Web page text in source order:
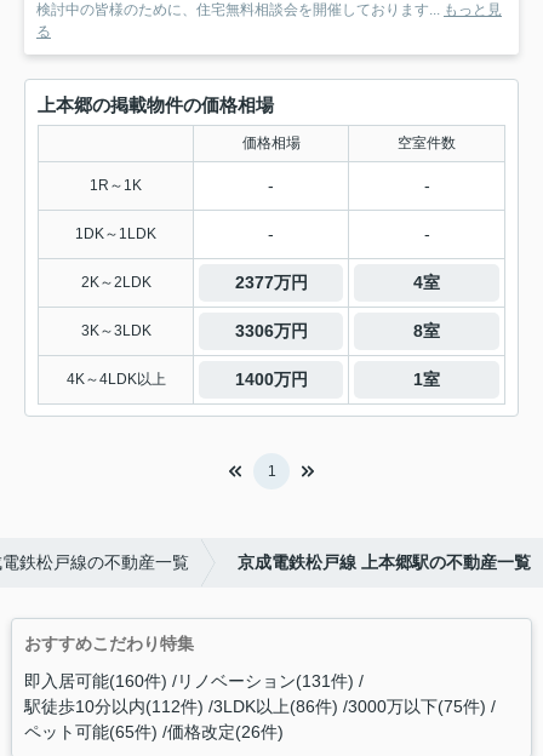
検討中の皆様のために、住宅無料相談会を開催しております... もっと見
る
上本郷の掲載物件の価格相場
価格相場 空室件数
1R～1K - -
1DK～1LDK - -
2K～2LDK 2377万円 4室
3K～3LDK 3306万円 8室
4K～4LDK以上 1400万円 1室
1
鉄松戸線の不動産一覧 京成電鉄松戸線 上本郷駅の不動産一覧
おすすめこだわり特集
即入居可能(160件) リノベーション(131件)
駅徒歩10分以内(112件) 3LDK以上(86件) 3000万以下(75件)
ペット可能(65件) 価格改定(26件)